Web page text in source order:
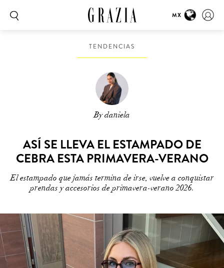
MX
TENDENCIAS
By daniela
ASÍ SE LLEVA EL ESTAMPADO DE
CEBRA ESTA PRIMAVERA-VERANO
El estampado que jamás termina de irse, vuelve a conquistar
prendas y accesorios de primavera-verano 2026.